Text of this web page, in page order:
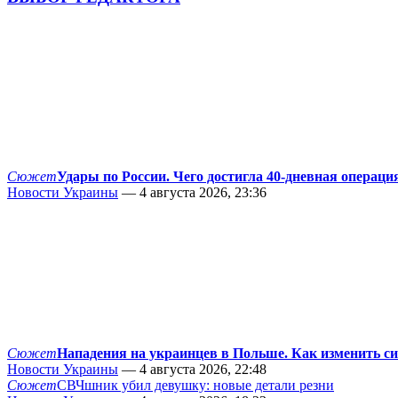
СюжетУдары по России. Чего достигла 40-дневная
Новости Украины — 4 августа 2026, 23:36
СюжетНападения на украинцев в Польше. Как изменить
Новости Украины — 4 августа 2026, 22:48
СюжетСВЧшник убил девушку: новые детали резни